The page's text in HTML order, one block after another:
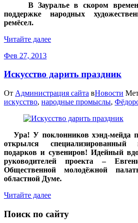
В Зауралье в скором
поддержке народных
ремёсел.
Читайте далее
Фев 27, 2013
Искусство дарить праздник
От Администрация сайта вНовости
искусство, народные промыслы,
Ура! У поклонников хэнд-мейда
открылся специализированный
подарков и сувениров! Идейный
руководителей проекта –
Общественной молодёжной
областной Думе.
Читайте далее
Поиск по сайту